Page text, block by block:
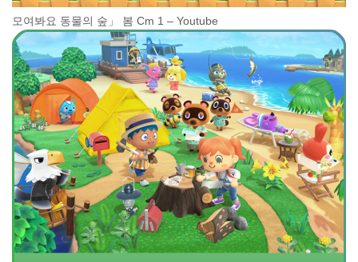
모여봐요 동물의 숲」 봄 Cm 1 – Youtube